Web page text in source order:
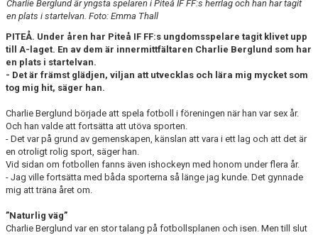
DOKUMENT
VÅRA LAG
MATCHER
MEDLEMSKAP
Charlie Berglund är yngsta spelaren i Piteå IF FF:s herrlag och han har tagit
en plats i startelvan. Foto: Emma Thall
PITEÅ. Under åren har Piteå IF FF:s ungdomsspelare tagit klivet upp
till A-laget. En av dem är innermittfältaren Charlie Berglund som har
en plats i startelvan.
- Det är främst glädjen, viljan att utvecklas och lära mig mycket som
tog mig hit, säger han.
Charlie Berglund började att spela fotboll i föreningen när han var sex år.
Och han valde att fortsätta att utöva sporten.
- Det var på grund av gemenskapen, känslan att vara i ett lag och att det är
en otroligt rolig sport, säger han.
Vid sidan om fotbollen fanns även ishockeyn med honom under flera år.
- Jag ville fortsätta med båda sporterna så länge jag kunde. Det gynnade
mig att träna året om.
”Naturlig väg”
Charlie Berglund var en stor talang på fotbollsplanen och isen. Men till slut